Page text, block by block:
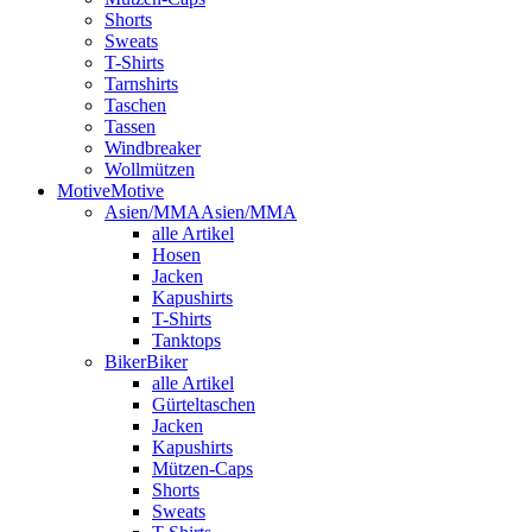
Shorts
Sweats
T-Shirts
Tarnshirts
Taschen
Tassen
Windbreaker
Wollmützen
MotiveMotive
Asien/MMAAsien/MMA
alle Artikel
Hosen
Jacken
Kapushirts
T-Shirts
Tanktops
BikerBiker
alle Artikel
Gürteltaschen
Jacken
Kapushirts
Mützen-Caps
Shorts
Sweats